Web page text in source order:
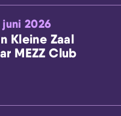
juni 2026
Kleine Zaal
MEZZ Club